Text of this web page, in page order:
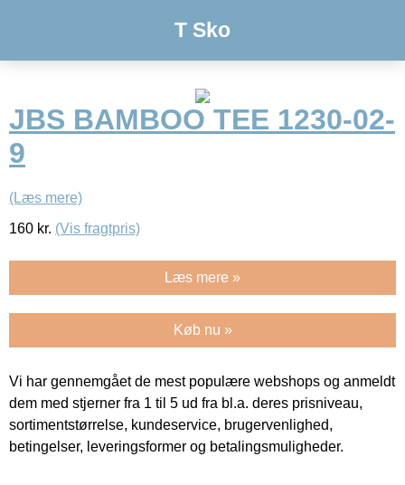
T Sko
JBS BAMBOO TEE 1230-02-
9
(Læs mere)
160 kr. (Vis fragtpris)
Læs mere »
Køb nu »
Vi har gennemgået de mest populære webshops og anmeldt
dem med stjerner fra 1 til 5 ud fra bl.a. deres prisniveau,
sortimentstørrelse, kundeservice, brugervenlighed,
betingelser, leveringsformer og betalingsmuligheder.